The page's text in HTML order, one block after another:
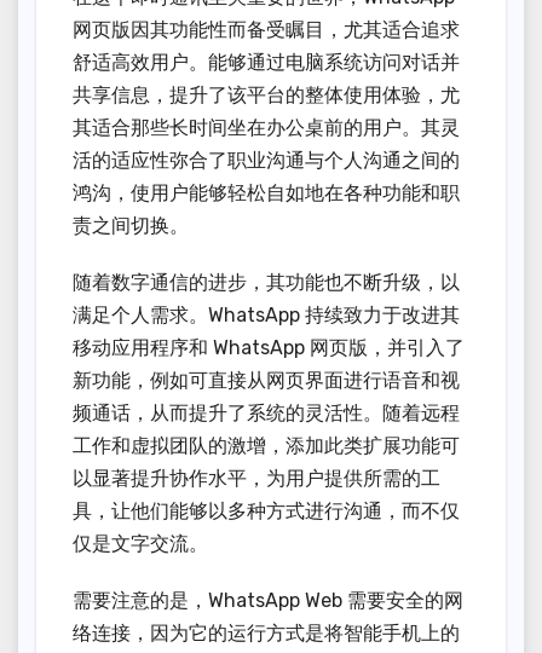
网页版因其功能性而备受瞩目，尤其适合追求
舒适高效用户。能够通过电脑系统访问对话并
共享信息，提升了该平台的整体使用体验，尤
其适合那些长时间坐在办公桌前的用户。其灵
活的适应性弥合了职业沟通与个人沟通之间的
鸿沟，使用户能够轻松自如地在各种功能和职
责之间切换。
随着数字通信的进步，其功能也不断升级，以
满足个人需求。WhatsApp 持续致力于改进其
移动应用程序和 WhatsApp 网页版，并引入了
新功能，例如可直接从网页界面进行语音和视
频通话，从而提升了系统的灵活性。随着远程
工作和虚拟团队的激增，添加此类扩展功能可
以显著提升协作水平，为用户提供所需的工
具，让他们能够以多种方式进行沟通，而不仅
仅是文字交流。
需要注意的是，WhatsApp Web 需要安全的网
络连接，因为它的运行方式是将智能手机上的